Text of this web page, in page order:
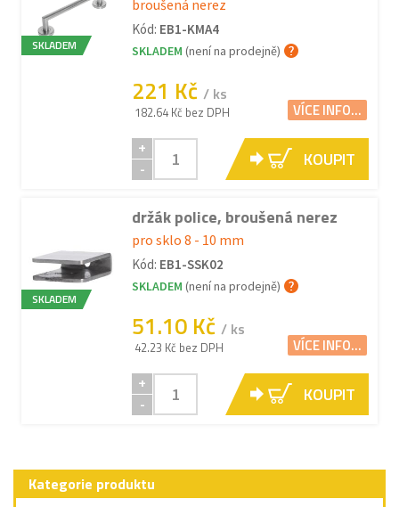
SKLADEM
broušená nerez
Kód: EB1-KMA4
SKLADEM (není na prodejně)
221 Kč / ks
182.64 Kč bez DPH VÍCE INFO...
+
-
KOUPIT
SKLADEM
držák police, broušená nerez
pro sklo 8 - 10 mm
Kód: EB1-SSK02
SKLADEM (není na prodejně)
51.10 Kč / ks
42.23 Kč bez DPH VÍCE INFO...
+
-
KOUPIT
Kategorie produktu